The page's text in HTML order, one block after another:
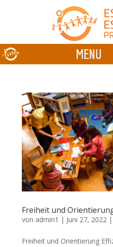
Freiheit und
von admin1 | Juni 27, 2022|
Freiheit und Orientierung